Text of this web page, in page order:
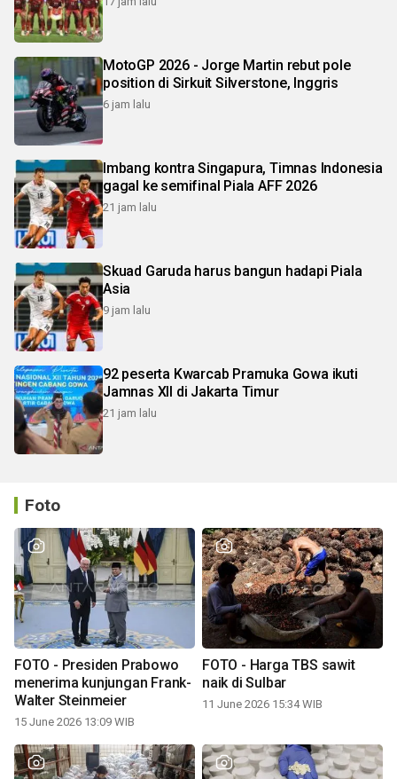
MotoGP 2026 - Jorge Martin rebut pole
position di Sirkuit Silverstone, Inggris
6 jam lalu
Imbang kontra Singapura, Timnas Indonesia
gagal ke semifinal Piala AFF 2026
21 jam lalu
Skuad Garuda harus bangun hadapi Piala
Asia
9 jam lalu
92 peserta Kwarcab Pramuka Gowa ikuti
Jamnas XII di Jakarta Timur
21 jam lalu
Foto
FOTO - Presiden Prabowo
menerima kunjungan Frank-
Walter Steinmeier
15 June 2026 13:09 WIB
FOTO - Harga TBS sawit
naik di Sulbar
11 June 2026 15:34 WIB